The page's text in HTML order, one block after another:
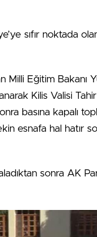
sıfır noktada
Milli Eğitim Bakanı
Kilis Valisi
basına kapalı
esnafa hal hatır
sonra AK